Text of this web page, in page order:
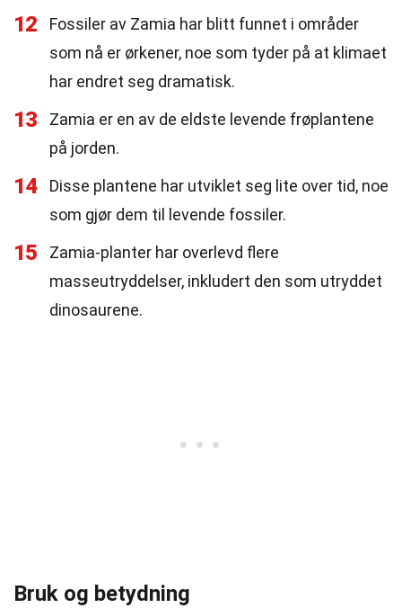
12
Fossiler av Zamia har blitt funnet i områder
som nå er ørkener, noe som tyder på at klimaet
har endret seg dramatisk.
13
Zamia er en av de eldste levende frøplantene
på jorden.
14
Disse plantene har utviklet seg lite over tid, noe
som gjør dem til levende fossiler.
15
Zamia-planter har overlevd flere
masseutryddelser, inkludert den som utryddet
dinosaurene.
Bruk og betydning